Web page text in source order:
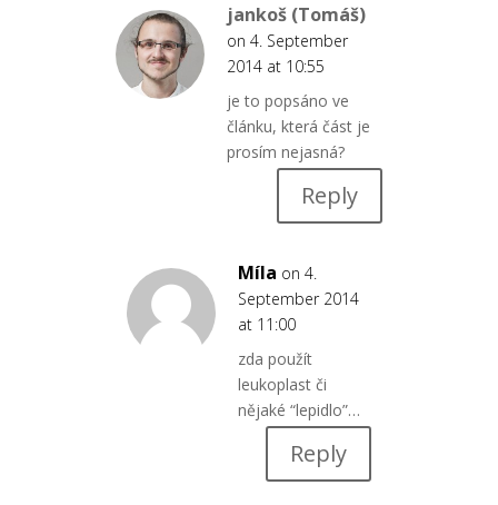
jankoš (Tomáš)
on 4. September
2014 at 10:55
je to popsáno ve
článku, která část je
prosím nejasná?
Reply
Míla on 4.
September 2014
at 11:00
zda použít
leukoplast či
nějaké “lepidlo”…
Reply